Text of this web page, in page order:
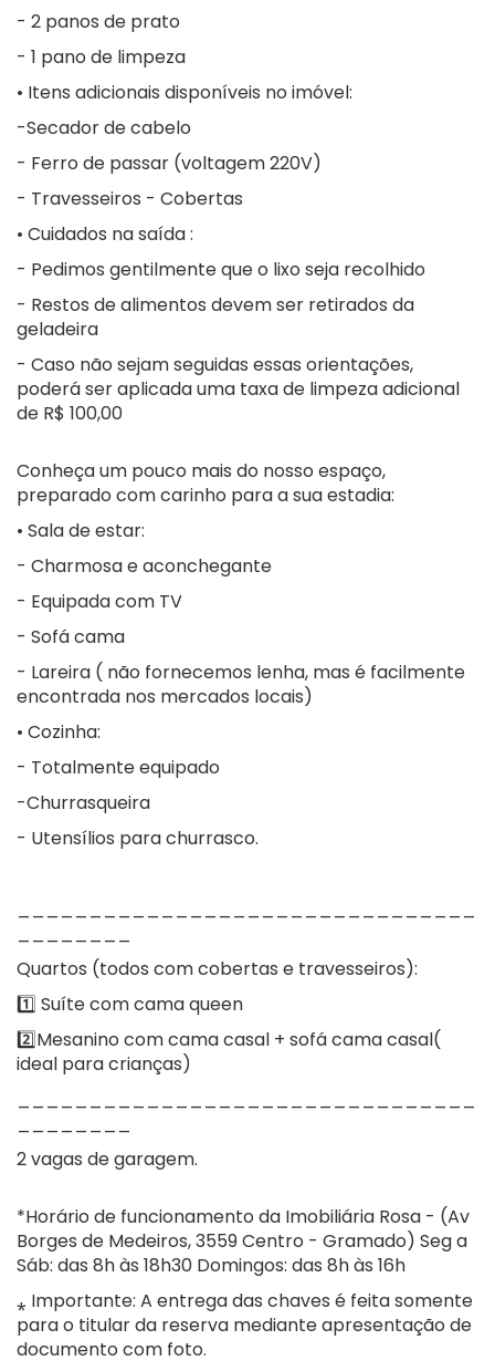
- 2 panos de prato
- 1 pano de limpeza
• Itens adicionais disponíveis no imóvel:
-Secador de cabelo
- Ferro de passar (voltagem 220V)
- Travesseiros - Cobertas
• Cuidados na saída :
- Pedimos gentilmente que o lixo seja recolhido
- Restos de alimentos devem ser retirados da
geladeira
- Caso não sejam seguidas essas orientações,
poderá ser aplicada uma taxa de limpeza adicional
de R$ 100,00
Conheça um pouco mais do nosso espaço,
preparado com carinho para a sua estadia:
• Sala de estar:
- Charmosa e aconchegante
- Equipada com TV
- Sofá cama
- Lareira ( não fornecemos lenha, mas é facilmente
encontrada nos mercados locais)
• Cozinha:
- Totalmente equipado
-Churrasqueira
- Utensílios para churrasco.
Quartos (todos com cobertas e travesseiros):
1️⃣ Suíte com cama queen
2️⃣Mesanino com cama casal + sofá cama casal(
ideal para crianças)
2 vagas de garagem.
*Horário de funcionamento da Imobiliária Rosa - (Av
Borges de Medeiros, 3559 Centro - Gramado) Seg a
Sáb: das 8h às 18h30 Domingos: das 8h às 16h
⁎ Importante: A entrega das chaves é feita somente
para o titular da reserva mediante apresentação de
documento com foto.